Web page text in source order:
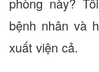
bệnh nhân và
xuất viện cả.